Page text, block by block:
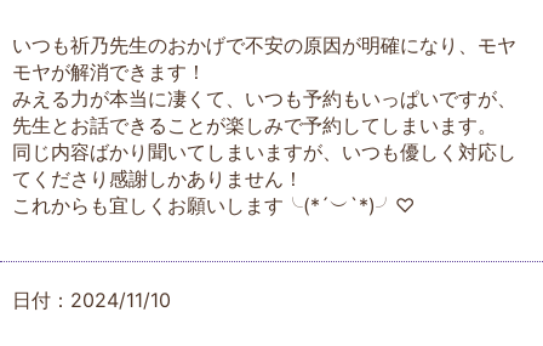
いつも祈乃先生のおかげで不安の原因が明確になり、モヤ
モヤが解消できます！
みえる力が本当に凄くて、いつも予約もいっぱいですが、
先生とお話できることが楽しみで予約してしまいます。
同じ内容ばかり聞いてしまいますが、いつも優しく対応し
てくださり感謝しかありません！
これからも宜しくお願いします╰(*´︶`*)╯♡
日付：2024/11/10